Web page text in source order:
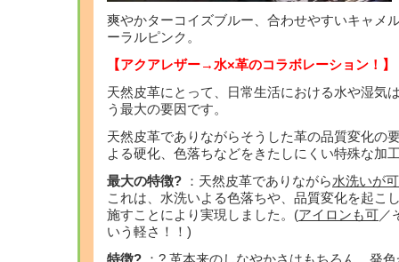
爽やかターコイズブルー、合わせやすいキャメ
ーラルピンク。
【アクアレザー→水×革のコラボレーション！】
天然皮革にとって、日常生活における水や湿気
う最大の要因です。
天然皮革でありながらそうした革の品質変化の
よる硬化、色落ちなどをきたしにくい特殊な加
最大の特徴? ：天然皮革でありながら水洗いが
これは、水洗いよる色落ちや、品質変化を起こ
施すことにより実現しました。(アイロンも可／
いう軽さ！！)